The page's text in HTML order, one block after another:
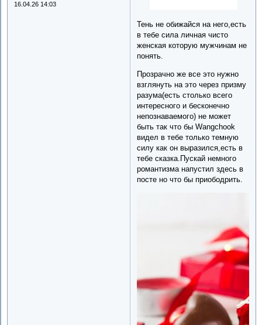
16.04.26 14:03
Тень не обижайся на него,есть
в тебе сила личная чисто
женская которую мужчинам не
понять.
Прозрачно же все это нужно
взглянуть на это через призму
разума(есть столько всего
интересного и бесконечно
непознаваемого) не может
быть так что бы Wangchook
видел в тебе только темную
силу как он выразился,есть в
тебе сказка.Пускай немного
романтизма напустил здесь в
посте но что бы приободрить.